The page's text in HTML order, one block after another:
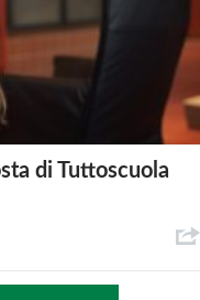
di Tuttoscuola